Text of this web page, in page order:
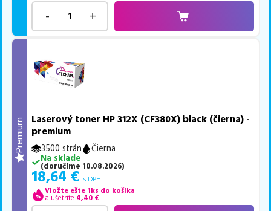
- +
Premium
Laserový toner HP 312X (CF380X) black (čierna) -
premium
3500 strán
Čierna
Na sklade
(doručíme 10.08.2026)
18,64 € s DPH
Vložte ešte 1ks do košíka
a ušetríte 4,40 €